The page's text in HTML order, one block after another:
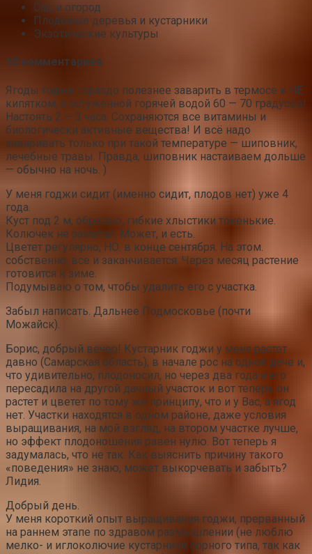
Сад и огород
Плодовые деревья и кустарники
Экзотические культуры
10 комментариев
Ягоды годжи гораздо полезнее заварить в термосе и НЕ
кипятком, а остуженной горячей водой 60 — 70 градусов!
Настоять 2 — 3 часа. Сохраняются все витамины и
биологически активные вещества! И всё надо
заваривать только при такой температуре — шиповник,
лечебные травы. Правда, шиповник настаиваем дольше
— обычно на ночь. )
У меня годжи сидит (именно сидит, плодов нет) уже 4
года.
Куст под 2 м, обрезаю, гибкие хлыстики тоненькие.
Колючек не заметил. Может, и есть.
Цветет регулярно, НО. в конце сентября. На этом.
собственно, все и заканчивается. Через месяц растение
готовится к зиме.
Подумываю о том, чтобы удалить его с участка.
Забыл написать. Дальнее Подмосковье (почти
Можайск).
Борис, добрый вечер! Кустарник годжи у меня растет
давно (Самарская область), в начале рос на одной даче и,
что удивительно, плодоносил, но через два года я его
пересадила на другой дачный участок и вот теперь он
растет и цветет по тому же принципу, что и у Вас, а ягод
нет. Участки находятся в одном районе, даже условия
выращивания, на мой взгляд, на втором участке лучше,
но эффект плодоношения равен нулю. Вот теперь я
задумалась, что не так. Как выяснить причину такого
«поведения» не знаю, может выкорчевать и забыть?
Лидия.
Добрый день.
У меня короткий опыт выращивания годжи, прерванный
на раннем этапе по здравом размышлении (не люблю
мелко- и иглоколючие кустарники сорного типа, так как